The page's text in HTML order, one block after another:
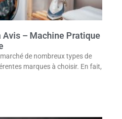
Avis – Machine Pratique
de nombreux types de
marques à choisir. En fait,